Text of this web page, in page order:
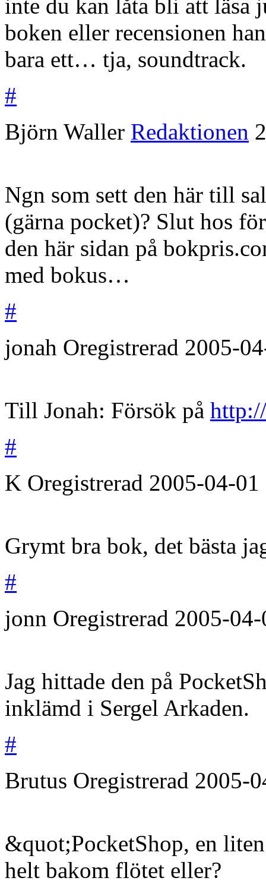
inte du kan låta bli att läsa
boken eller recensionen
bara ett… tja, soundtrack.
#
Björn Waller Redaktionen
Ngn som sett den här till
(gärna pocket)? Slut hos
den här sidan på
med bokus…
#
jonah Oregistrerad 2005-
Till Jonah: Försök på
#
K Oregistrerad 2005-04-01
Grymt bra bok, det bästa
#
jonn Oregistrerad 2005-
Jag hittade den på
inklämd i Sergel Arkaden.
#
Brutus Oregistrerad 2005-
&quot;PocketShop, en
helt bakom flötet eller?